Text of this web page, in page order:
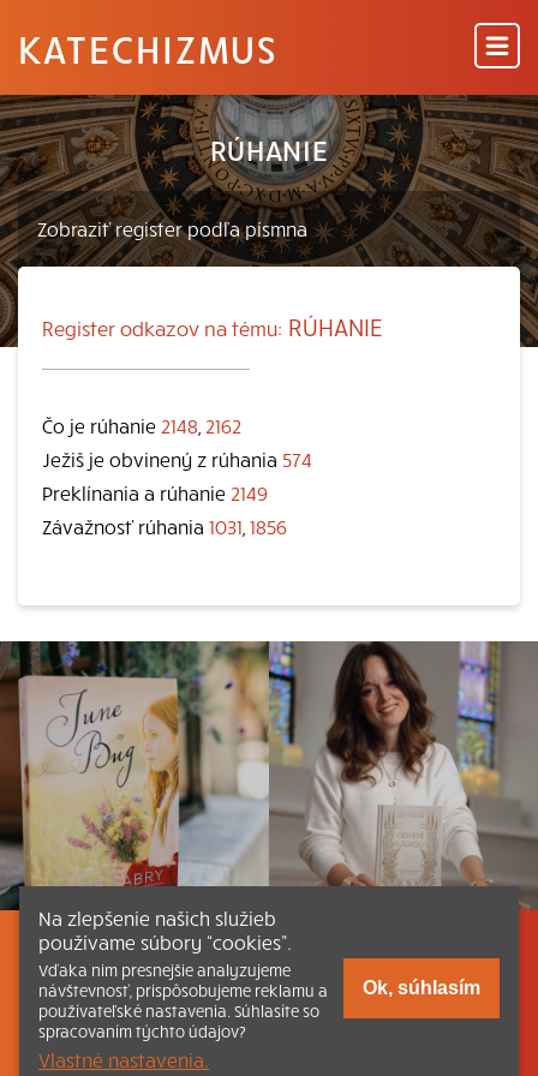
KATECHIZMUS
RÚHANIE
Register odkazov na tému: RÚHANIE
Čo je rúhanie 2148 2162
Ježiš je obvinený z rúhania 574
Preklínania a rúhanie 2149
Závažnosť rúhania 1031 1856
Listovať Obsah Dokumenty a články
Kontakt Tlačená verzia Katechizmu
© 2026 katechizmus.sk |
Na zlepšenie našich služieb
používame súbory “cookies”.
Vďaka nim presnejšie analyzujeme
návštevnosť, prispôsobujeme reklamu a
používateľské nastavenia. Súhlasíte so
spracovaním týchto údajov?
Vlastné nastavenia.
Ok, súhlasím